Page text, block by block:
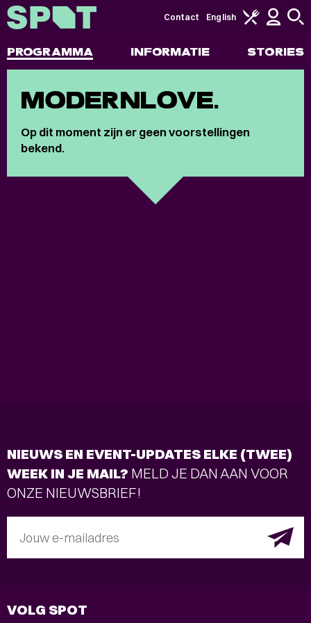
PROGRAMMA INFORMATIE STORIES
Contact English
MODERNLOVE.
Op dit moment zijn er geen voorstellingen
bekend.
NIEUWS EN EVENT-UPDATES ELKE (TWEE)
WEEK IN JE MAIL? MELD JE DAN AAN VOOR
ONZE NIEUWSBRIEF!
Jouw e-mailadres
VOLG SPOT